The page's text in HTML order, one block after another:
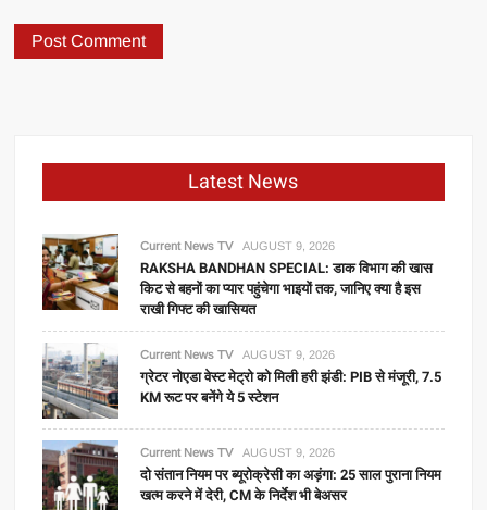
Latest News
Current News TV AUGUST 9, 2026
RAKSHA BANDHAN SPECIAL: डाक विभाग की खास
किट से बहनों का प्यार पहुंचेगा भाइयों तक, जानिए क्या है इस
राखी गिफ्ट की खासियत
Current News TV AUGUST 9, 2026
ग्रेटर नोएडा वेस्ट मेट्रो को मिली हरी झंडी: PIB से मंजूरी, 7.5
KM रूट पर बनेंगे ये 5 स्टेशन
Current News TV AUGUST 9, 2026
दो संतान नियम पर ब्यूरोक्रेसी का अड़ंगा: 25 साल पुराना नियम
खत्म करने में देरी, CM के निर्देश भी बेअसर